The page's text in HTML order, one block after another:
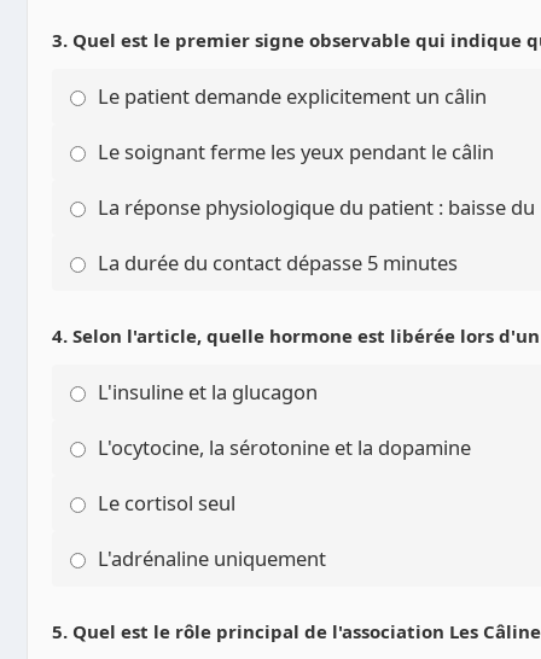
3. Quel est le premier signe observable qui indique
Le patient demande explicitement un câlin
Le soignant ferme les yeux pendant le câlin
La réponse physiologique du patient : baisse
La durée du contact dépasse 5 minutes
4. Selon l'article, quelle hormone est libérée lors
L'insuline et la glucagon
L'ocytocine, la sérotonine et la dopamine
Le cortisol seul
L'adrénaline uniquement
5. Quel est le rôle principal de l'association Les